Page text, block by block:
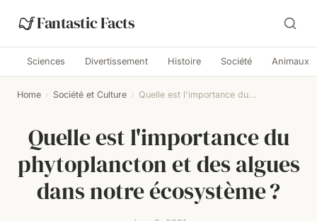
Fantastic Facts
Sciences Divertissement Histoire Société Animaux
Home › Société et Culture › Quelle est l'importance du...
Quelle est l'importance du
phytoplancton et des algues
dans notre écosystème ?